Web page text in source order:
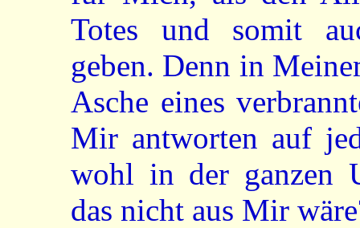
Totes und somit
geben. Denn in
Asche eines
Mir antworten auf
wohl in der ganzen
das nicht aus Mir